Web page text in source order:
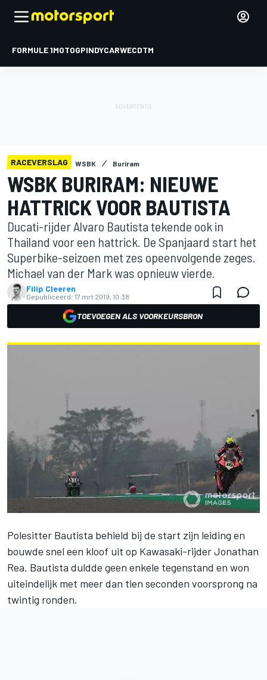
FORMULE 1MOTOGPINDYCARWECDTM
RACEVERSLAG WSBK Buriram
WSBK BURIRAM: NIEUWE
HATTRICK VOOR BAUTISTA
Ducati-rijder Alvaro Bautista tekende ook in
Thailand voor een hattrick. De Spanjaard start het
Superbike-seizoen met zes opeenvolgende zeges.
Michael van der Mark was opnieuw vierde.
Filip Cleeren
Gepubliceerd: 17 mrt 2019, 10:38
TOEVOEGEN ALS VOORKEURSBRON
Polesitter Bautista behield bij de start zijn leiding en
bouwde snel een kloof uit op Kawasaki-rijder Jonathan
Rea. Bautista duldde geen enkele tegenstand en won
uiteindelijk met meer dan tien seconden voorsprong na
twintig ronden.